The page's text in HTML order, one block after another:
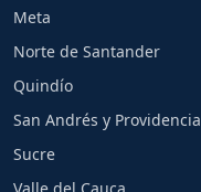
Meta
Norte de Santander
Quindío
San Andrés y Providencia
Sucre